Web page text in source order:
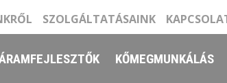
SZOLGÁLTATÁSAINK
KŐMEGMUNKÁLÁS